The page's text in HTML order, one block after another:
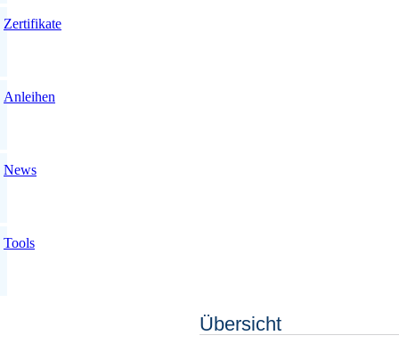
Zertifikate
Anleihen
News
Tools
Übersicht